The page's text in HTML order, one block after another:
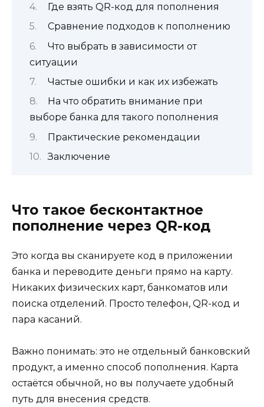
Где взять QR-код для пополнения
Сравнение подходов к пополнению
Что выбрать в зависимости от
ситуации
Частые ошибки и как их избежать
На что обратить внимание при
выборе банка для такого пополнения
Практические рекомендации
Заключение
Что такое бесконтактное
пополнение через QR-код
Это когда вы сканируете код в приложении
банка и переводите деньги прямо на карту.
Никаких физических карт, банкоматов или
поиска отделений. Просто телефон, QR-код и
пара касаний.
Важно понимать: это не отдельный банковский
продукт, а именно способ пополнения. Карта
остаётся обычной, но вы получаете удобный
путь для внесения средств.